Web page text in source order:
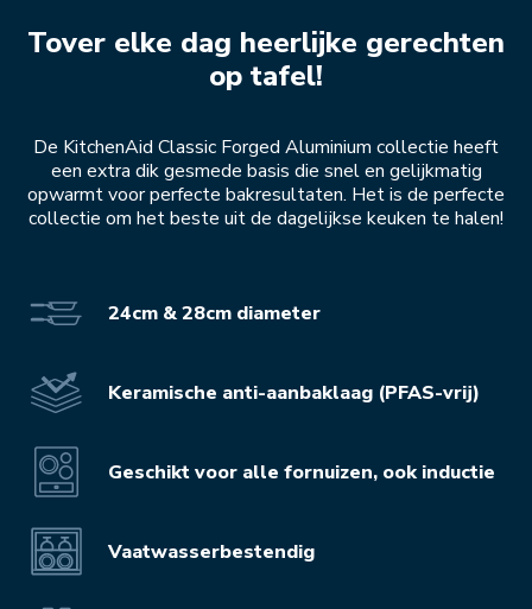
Tover elke dag heerlijke gerechten
op tafel!
De KitchenAid Classic Forged Aluminium collectie heeft
een extra dik gesmede basis die snel en gelijkmatig
opwarmt voor perfecte bakresultaten. Het is de perfecte
collectie om het beste uit de dagelijkse keuken te halen!
24cm & 28cm diameter
Keramische anti-aanbaklaag (PFAS-vrij)
Geschikt voor alle fornuizen, ook inductie
Vaatwasserbestendig